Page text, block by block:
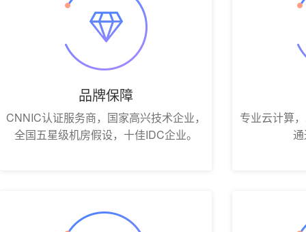
品牌保障
CNNIC认证服务商，国家高兴技术企业，
全国五星级机房假设，十佳IDC企业。
专业云计算